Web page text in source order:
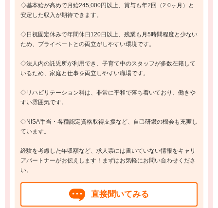
◇基本給が高めで月給245,000円以上、賞与も年2回（2.0ヶ月）と
安定した収入が期待できます。
◇日祝固定休みで年間休日120日以上、残業も月5時間程度と少ない
ため、プライベートとの両立がしやすい環境です。
◇法人内の託児所が利用でき、子育て中のスタッフが多数在籍して
いるため、家庭と仕事を両立しやすい職場です。
◇リハビリテーション科は、非常に平和で落ち着いており、働きや
すい雰囲気です。
◇NISA手当・各種認定資格取得支援など、自己研鑽の機会も充実し
ています。
経験を考慮した年収額など、求人票には書いていない情報をキャリ
アパートナーがお伝えします！まずはお気軽にお問い合わせくださ
い。
直接聞いてみる